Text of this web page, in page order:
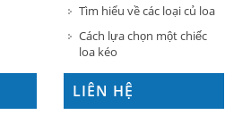
Tìm hiểu về các loại củ loa
Cách lựa chọn một chiếc
loa kéo
LIÊN HỆ